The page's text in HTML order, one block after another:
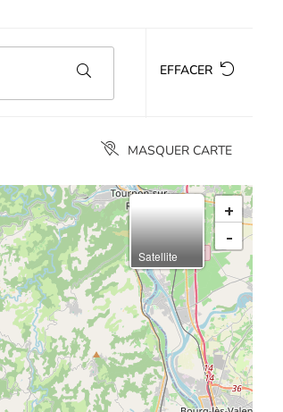
EFFACER
MASQUER CARTE
+
-
Satellite